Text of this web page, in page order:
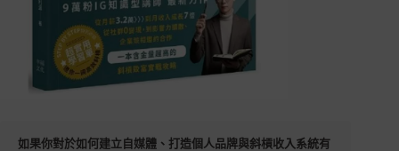
如果你對於如何建立自媒體、打造個人品牌與斜槓收入系統有